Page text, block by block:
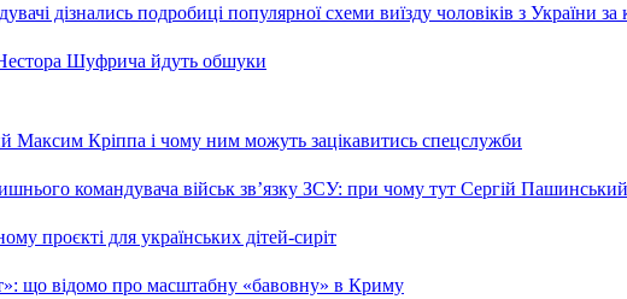
дізнались подробиці популярної схеми виїзду чоловіків з України за
Шуфрича йдуть обшуки
Максим Кріппа і чому ним можуть зацікавитись спецслужби
командувача військ зв’язку ЗСУ: при чому тут Сергій Пашинський
проєкті для українських дітей-сиріт
що відомо про масштабну «бавовну» в Криму